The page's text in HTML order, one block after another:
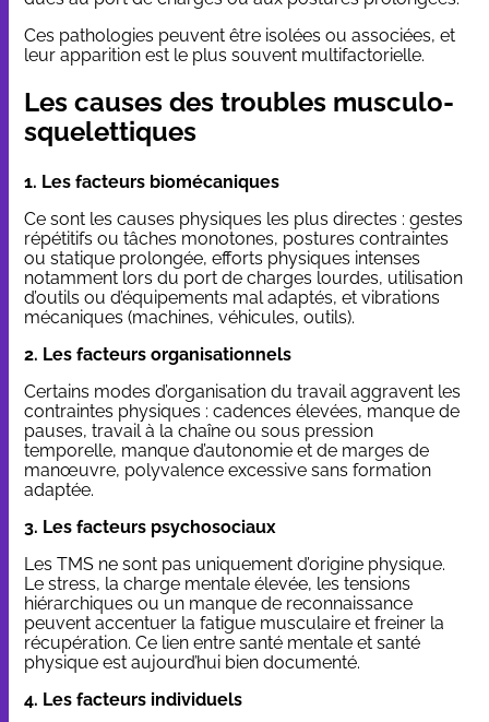
Ces pathologies peuvent être isolées ou associées, et
leur apparition est le plus souvent multifactorielle.
Les causes des troubles musculo-
squelettiques
1. Les facteurs biomécaniques
Ce sont les causes physiques les plus directes : gestes
répétitifs ou tâches monotones, postures contraintes
ou statique prolongée, efforts physiques intenses
notamment lors du port de charges lourdes, utilisation
d’outils ou d’équipements mal adaptés, et vibrations
mécaniques (machines, véhicules, outils).
2. Les facteurs organisationnels
Certains modes d’organisation du travail aggravent les
contraintes physiques : cadences élevées, manque de
pauses, travail à la chaîne ou sous pression
temporelle, manque d’autonomie et de marges de
manœuvre, polyvalence excessive sans formation
adaptée.
3. Les facteurs psychosociaux
Les TMS ne sont pas uniquement d’origine physique.
Le stress, la charge mentale élevée, les tensions
hiérarchiques ou un manque de reconnaissance
peuvent accentuer la fatigue musculaire et freiner la
récupération. Ce lien entre santé mentale et santé
physique est aujourd’hui bien documenté.
4. Les facteurs individuels